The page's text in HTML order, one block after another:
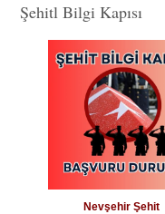
Şehitl Bilgi Kapısı
Nevşehir Şehit